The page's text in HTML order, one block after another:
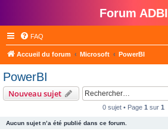
Forum ADBI
FAQ
Accueil du forum Microsoft PowerBI
PowerBI
Nouveau sujet
0 sujet • Page 1 sur 1
Aucun sujet n’a été publié dans ce forum.